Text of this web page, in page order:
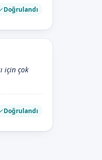
Doğrulandı
için çok
Doğrulandı